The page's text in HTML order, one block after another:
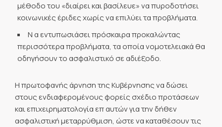
μέθοδο του «διαίρει και βασίλευε» να πυροδοτήσει
κοινωνικές έριδες χωρίς να επιλύει τα προβλήματα.
N α εντυπωσιάσει πρόσκαιρα προκαλώντας
περισσότερα προβλήματα, τα οποία νομοτελειακά θα
οδηγήσουν το ασφαλιστικό σε αδιέξοδο.
Η πρωτοφανής άρνηση της Κυβέρνησης να δώσει
στους ενδιαφερομένους φορείς σχέδιο προτάσεων
και επιχειρηματολογία επ αυτών για την δήθεν
ασφαλιστική μεταρρύθμιση, ώστε να καταθέσουν τις